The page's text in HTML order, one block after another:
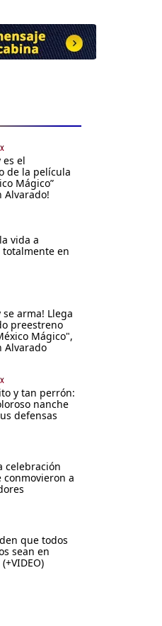
es el
de la película
Mágico”
Alvarado!
vida a
en
se arma! Llega
preestreno
Mágico",
Alvarado
y tan perrón:
nanche
defensas
celebración
conmovieron a
que todos
sean en